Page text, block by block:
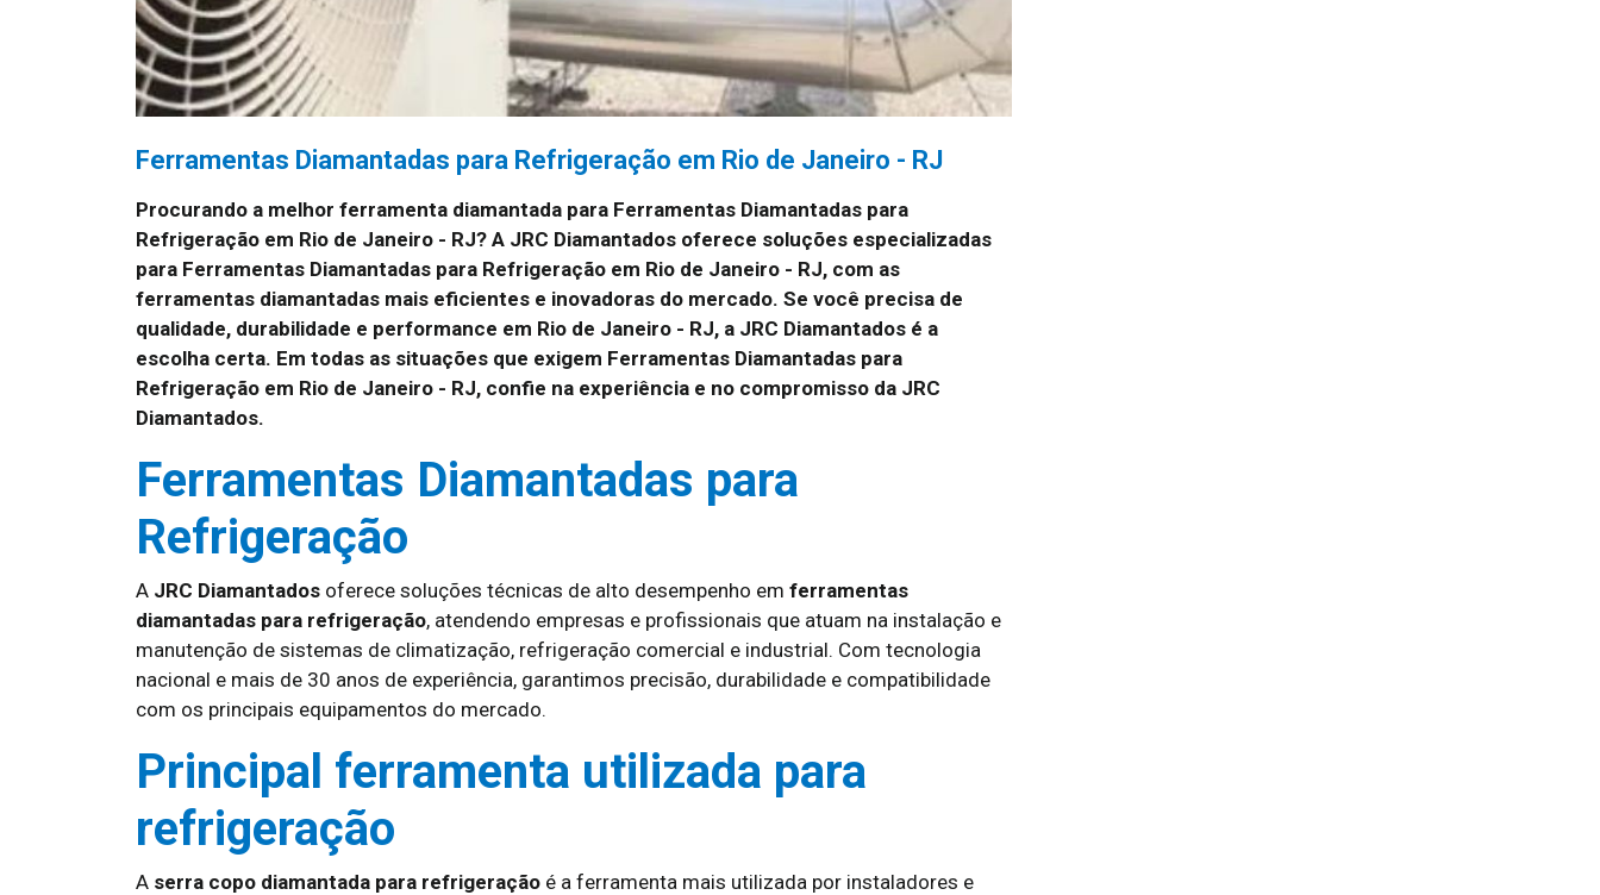
Ferramentas Diamantadas para Refrigeração em Rio de Janeiro - RJ
Procurando a melhor ferramenta diamantada para Ferramentas Diamantadas para
Refrigeração em Rio de Janeiro - RJ? A JRC Diamantados oferece soluções especializadas
para Ferramentas Diamantadas para Refrigeração em Rio de Janeiro - RJ, com as
ferramentas diamantadas mais eficientes e inovadoras do mercado. Se você precisa de
qualidade, durabilidade e performance em Rio de Janeiro - RJ, a JRC Diamantados é a
escolha certa. Em todas as situações que exigem Ferramentas Diamantadas para
Refrigeração em Rio de Janeiro - RJ, confie na experiência e no compromisso da JRC
Diamantados.
Ferramentas Diamantadas para
Refrigeração
A JRC Diamantados oferece soluções técnicas de alto desempenho em ferramentas
diamantadas para refrigeração, atendendo empresas e profissionais que atuam na instalação e
manutenção de sistemas de climatização, refrigeração comercial e industrial. Com tecnologia
nacional e mais de 30 anos de experiência, garantimos precisão, durabilidade e compatibilidade
com os principais equipamentos do mercado.
Principal ferramenta utilizada para
refrigeração
A serra copo diamantada para refrigeração é a ferramenta mais utilizada por instaladores e